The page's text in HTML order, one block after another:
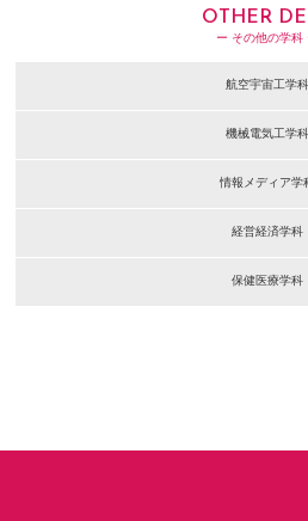
OTHER
ー その他の学科
航空宇宙工学科
機械電気工学科
情報メディア学
経営経済学科
保健医療学科